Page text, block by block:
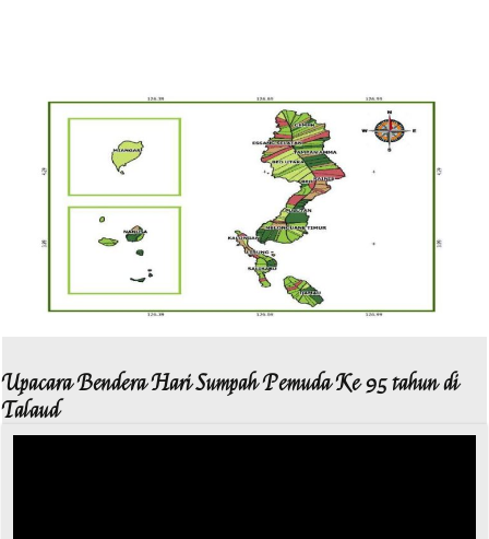
Upacara Bendera Hari Sumpah Pemuda Ke 95 tahun di
Talaud